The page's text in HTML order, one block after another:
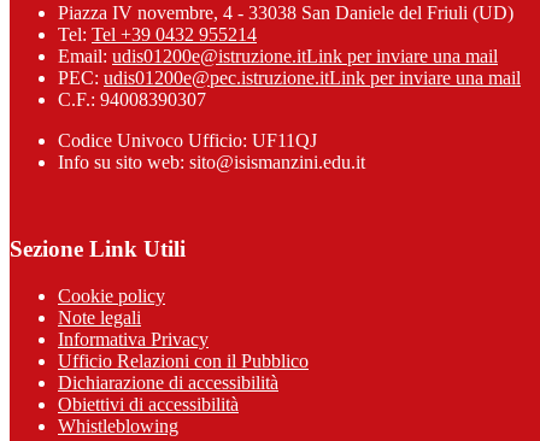
Piazza IV novembre, 4 - 33038 San Daniele del Friuli (UD)
Tel: Tel +39 0432 955214
Email: udis01200e@istruzione.itLink per inviare una mail
PEC: udis01200e@pec.istruzione.itLink per inviare una mail
C.F.: 94008390307
Codice Univoco Ufficio: UF11QJ
Info su sito web: sito@isismanzini.edu.it
Sezione Link Utili
Cookie policy
Note legali
Informativa Privacy
Ufficio Relazioni con il Pubblico
Dichiarazione di accessibilità
Obiettivi di accessibilità
Whistleblowing